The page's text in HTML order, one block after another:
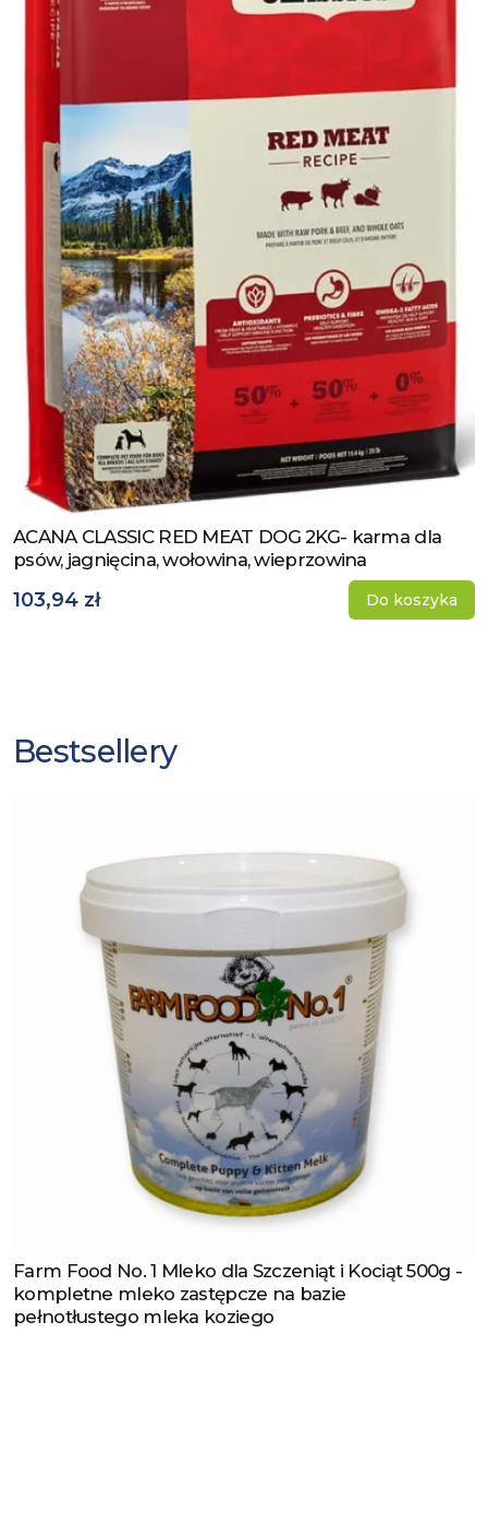
Zobacz produkt
ACANA CLASSIC RED MEAT DOG 2KG- karma dla
psów, jagnięcina, wołowina, wieprzowina
103,94 zł Do koszyka
Bestsellery
Zobacz produkt
Farm Food No. 1 Mleko dla Szczeniąt i Kociąt 500g -
kompletne mleko zastępcze na bazie
pełnotłustego mleka koziego